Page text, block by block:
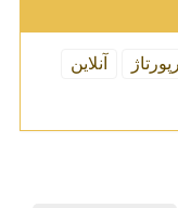
رپورتاژ
آنلاین